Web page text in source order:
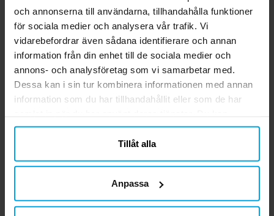
och annonserna till användarna, tillhandahålla funktioner
för sociala medier och analysera vår trafik. Vi
vidarebefordrar även sådana identifierare och annan
information från din enhet till de sociala medier och
annons- och analysföretag som vi samarbetar med.
Dessa kan i sin tur kombinera informationen med annan
information som du har tillhandahållit eller som de har
närsomhelst ändra ditt samtycke.
Tillåt alla
Anpassa
gafflar och 6 skedar ✔️ Återanvändbara och
tål maskindisk
GÅ TILL
Relaterade produkter